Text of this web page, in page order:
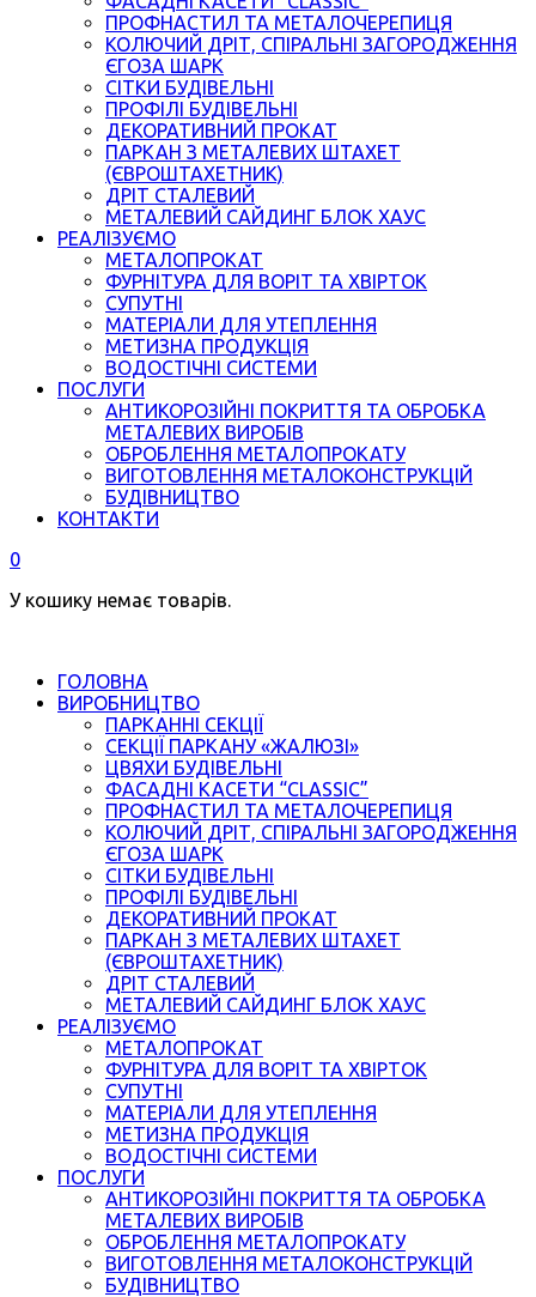
ПРОФНАСТИЛ ТА МЕТАЛОЧЕРЕПИЦЯ
КОЛЮЧИЙ ДРІТ, СПІРАЛЬНІ ЗАГОРОДЖЕННЯ
ЄГОЗА ШАРК
СІТКИ БУДІВЕЛЬНІ
ПРОФІЛІ БУДІВЕЛЬНІ
ДЕКОРАТИВНИЙ ПРОКАТ
ПАРКАН З МЕТАЛЕВИХ ШТАХЕТ
(ЄВРОШТАХЕТНИК)
ДРІТ СТАЛЕВИЙ
МЕТАЛЕВИЙ САЙДИНГ БЛОК ХАУС
РЕАЛІЗУЄМО
МЕТАЛОПРОКАТ
ФУРНІТУРА ДЛЯ ВОРІТ ТА ХВІРТОК
СУПУТНІ
МАТЕРІАЛИ ДЛЯ УТЕПЛЕННЯ
МЕТИЗНА ПРОДУКЦІЯ
ВОДОСТІЧНІ СИСТЕМИ
ПОСЛУГИ
АНТИКОРОЗІЙНІ ПОКРИТТЯ ТА ОБРОБКА
МЕТАЛЕВИХ ВИРОБІВ
ОБРОБЛЕННЯ МЕТАЛОПРОКАТУ
ВИГОТОВЛЕННЯ МЕТАЛОКОНСТРУКЦІЙ
БУДІВНИЦТВО
КОНТАКТИ
0
У кошику немає товарів.
ГОЛОВНА
ВИРОБНИЦТВО
ПАРКАННІ СЕКЦІЇ
СЕКЦІЇ ПАРКАНУ «ЖАЛЮЗІ»
ЦВЯХИ БУДІВЕЛЬНІ
ФАСАДНІ КАСЕТИ “CLASSIC”
ПРОФНАСТИЛ ТА МЕТАЛОЧЕРЕПИЦЯ
КОЛЮЧИЙ ДРІТ, СПІРАЛЬНІ ЗАГОРОДЖЕННЯ
ЄГОЗА ШАРК
СІТКИ БУДІВЕЛЬНІ
ПРОФІЛІ БУДІВЕЛЬНІ
ДЕКОРАТИВНИЙ ПРОКАТ
ПАРКАН З МЕТАЛЕВИХ ШТАХЕТ
(ЄВРОШТАХЕТНИК)
ДРІТ СТАЛЕВИЙ
МЕТАЛЕВИЙ САЙДИНГ БЛОК ХАУС
РЕАЛІЗУЄМО
МЕТАЛОПРОКАТ
ФУРНІТУРА ДЛЯ ВОРІТ ТА ХВІРТОК
СУПУТНІ
МАТЕРІАЛИ ДЛЯ УТЕПЛЕННЯ
МЕТИЗНА ПРОДУКЦІЯ
ВОДОСТІЧНІ СИСТЕМИ
ПОСЛУГИ
АНТИКОРОЗІЙНІ ПОКРИТТЯ ТА ОБРОБКА
МЕТАЛЕВИХ ВИРОБІВ
ОБРОБЛЕННЯ МЕТАЛОПРОКАТУ
ВИГОТОВЛЕННЯ МЕТАЛОКОНСТРУКЦІЙ
БУДІВНИЦТВО